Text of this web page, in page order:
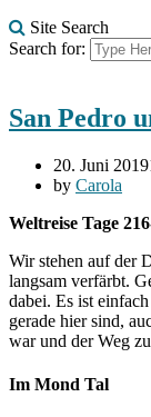
Site Search
Search for:
San Pedro
20. Juni 2019
by Carola
Weltreise Tage
Wir stehen auf der
langsam verfärbt.
dabei. Es ist
gerade hier sind,
war und der Weg
Im Mond Tal